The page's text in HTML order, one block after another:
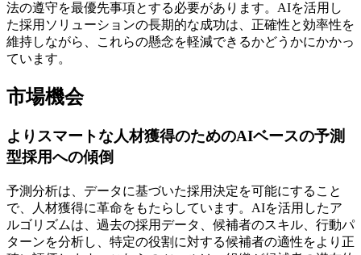
法の遵守を最優先事項とする必要があります。AIを活用し
た採用ソリューションの長期的な成功は、正確性と効率性を
維持しながら、これらの懸念を軽減できるかどうかにかかっ
ています。
市場機会
よりスマートな人材獲得のためのAIベースの予測
型採用への傾倒
予測分析は、データに基づいた採用決定を可能にすること
で、人材獲得に革命をもたらしています。AIを活用したア
ルゴリズムは、過去の採用データ、候補者のスキル、行動パ
ターンを分析し、特定の役割に対する候補者の適性をより正